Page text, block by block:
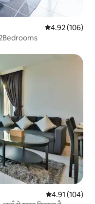
औसत रेटिंग 5 में से
4.92 (106)
औसत रेटिंग 5 में से
4.91 (104)